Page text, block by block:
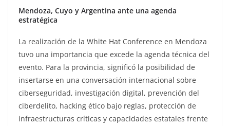
Mendoza, Cuyo y Argentina ante una agenda
estratégica
La realización de la White Hat Conference en Mendoza
tuvo una importancia que excede la agenda técnica del
evento. Para la provincia, significó la posibilidad de
insertarse en una conversación internacional sobre
ciberseguridad, investigación digital, prevención del
ciberdelito, hacking ético bajo reglas, protección de
infraestructuras críticas y capacidades estatales frente